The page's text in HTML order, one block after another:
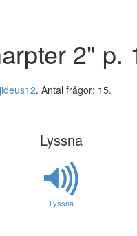
2" p.
. Antal frågor: 15.
Lyssna
Lyssna